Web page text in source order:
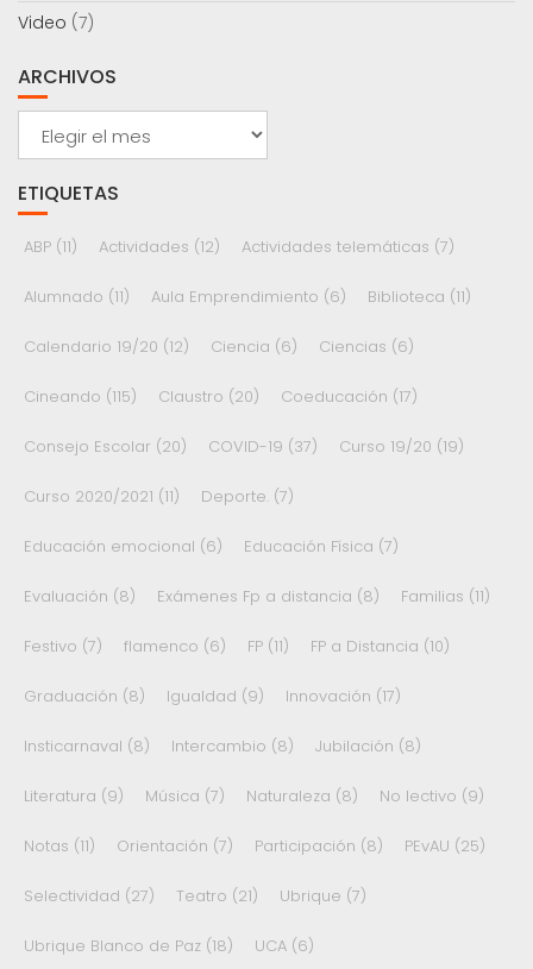
Video (7)
ARCHIVOS
ETIQUETAS
ABP (11) Actividades (12) Actividades telemáticas (7)
Alumnado (11) Aula Emprendimiento (6) Biblioteca (11)
Calendario 19/20 (12) Ciencia (6) Ciencias (6)
Cineando (115) Claustro (20) Coeducación (17)
Consejo Escolar (20) COVID-19 (37) Curso 19/20 (19)
Curso 2020/2021 (11) Deporte. (7)
Educación emocional (6) Educación Física (7)
Evaluación (8) Exámenes Fp a distancia (8) Familias (11)
Festivo (7) flamenco (6) FP (11) FP a Distancia (10)
Graduación (8) Igualdad (9) Innovación (17)
Insticarnaval (8) Intercambio (8) Jubilación (8)
Literatura (9) Música (7) Naturaleza (8) No lectivo (9)
Notas (11) Orientación (7) Participación (8) PEvAU (25)
Selectividad (27) Teatro (21) Ubrique (7)
Ubrique Blanco de Paz (18) UCA (6)